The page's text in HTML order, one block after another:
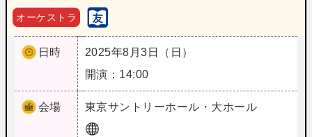
オーケストラ
日時
2025年8月3日（日）
開演：14:00
会場 東京サントリーホール・大ホール